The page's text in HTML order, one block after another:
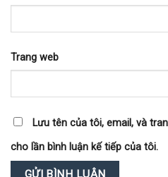
Trang web
Lưu tên của tôi, email, và
cho lần bình luận kế tiếp của tôi.